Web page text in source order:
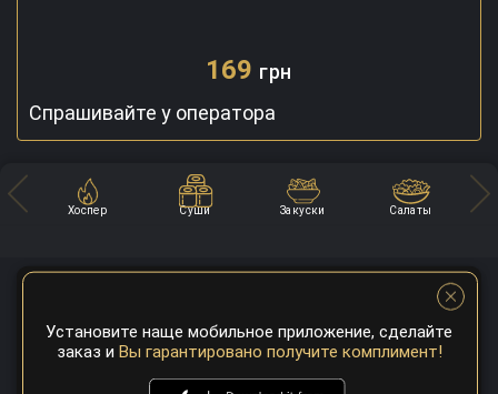
169 грн
Спрашивайте у оператора
Хоспер Суши Закуски Салаты
Установите наще мобильное приложение, сделайте
заказ и Вы гарантировано получите комплимент!